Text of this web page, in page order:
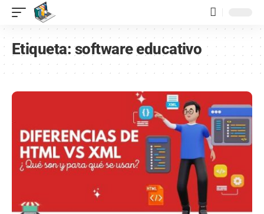
contenido
Etiqueta:software educativo